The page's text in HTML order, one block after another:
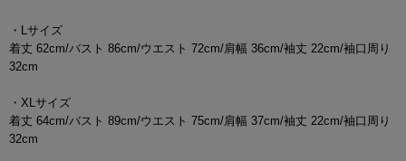
・Lサイズ
着丈 62cm/バスト 86cm/ウエスト 72cm/肩幅 36cm/袖丈 22cm/袖口周り
32cm
・XLサイズ
着丈 64cm/バスト 89cm/ウエスト 75cm/肩幅 37cm/袖丈 22cm/袖口周り
32cm